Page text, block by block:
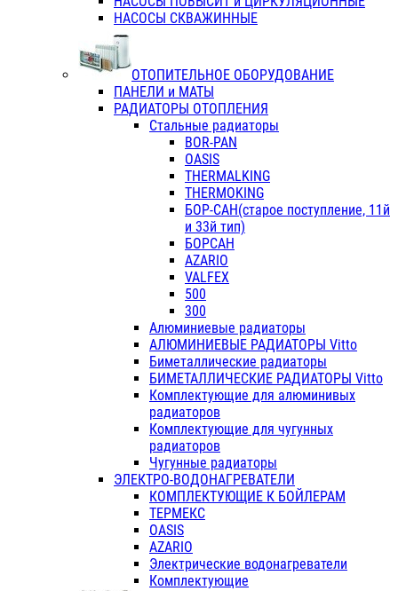
НАСОСЫ СКВАЖИННЫЕ
ОТОПИТЕЛЬНОЕ ОБОРУДОВАНИЕ
ПАНЕЛИ и МАТЫ
РАДИАТОРЫ ОТОПЛЕНИЯ
Стальные радиаторы
BOR-PAN
OASIS
THERMALKING
THERMOKING
БОР-САН(старое поступление, 11й
и 33й тип)
БОРСАН
AZARIO
VALFEX
500
300
Алюминиевые радиаторы
АЛЮМИНИЕВЫЕ РАДИАТОРЫ Vitto
Биметаллические радиаторы
БИМЕТАЛЛИЧЕСКИЕ РАДИАТОРЫ Vitto
Комплектующие для алюминивых
радиаторов
Комплектующие для чугунных
радиаторов
Чугунные радиаторы
ЭЛЕКТРО-ВОДОНАГРЕВАТЕЛИ
КОМПЛЕКТУЮЩИЕ К БОЙЛЕРАМ
ТЕРМЕКС
OASIS
AZARIO
Электрические водонагреватели
Комплектующие